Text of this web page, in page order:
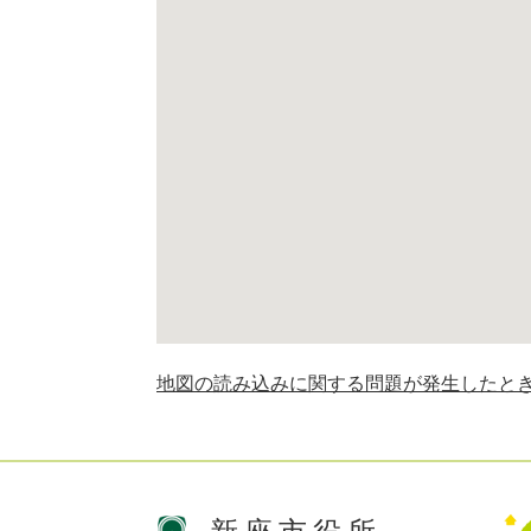
地図の読み込みに関する問題が発生したと